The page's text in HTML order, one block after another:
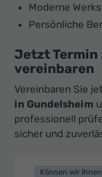
Moderne
Persönliche
Jetzt Termin
vereinbaren
Vereinbaren Sie
in Gundelsheim
professionell
sicher und
Können wir